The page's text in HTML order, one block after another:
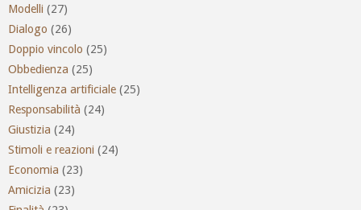
Modelli (27)
Dialogo (26)
Doppio vincolo (25)
Obbedienza (25)
Intelligenza artificiale (25)
Responsabilità (24)
Giustizia (24)
Stimoli e reazioni (24)
Economia (23)
Amicizia (23)